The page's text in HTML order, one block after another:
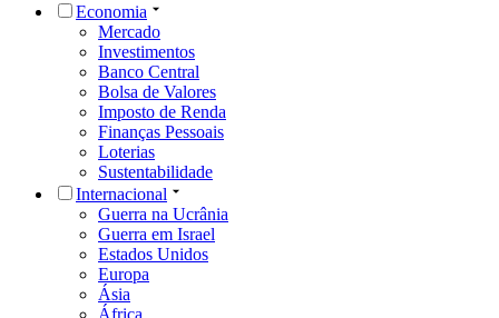
Economia
Mercado
Investimentos
Banco Central
Bolsa de Valores
Imposto de Renda
Finanças Pessoais
Loterias
Sustentabilidade
Internacional
Guerra na Ucrânia
Guerra em Israel
Estados Unidos
Europa
Ásia
África